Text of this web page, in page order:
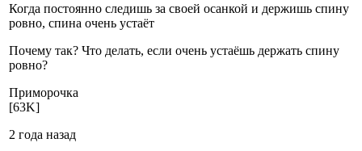
Когда постоянно следишь за своей осанкой и держишь спину
ровно, спина очень устаёт
Почему так? Что делать, если очень устаёшь держать спину
ровно?
Примо­рочка
[63K]
2 года назад